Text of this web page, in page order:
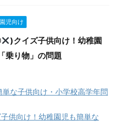
園児向け
)クイズ子供向け！幼稚園
乗り物」の問題
単な子供向け・小学校高学年問
供向け！幼稚園児も簡単な